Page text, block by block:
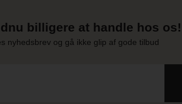
billigere at handle hos
nyhedsbrev og gå ikke glip af gode tilbud